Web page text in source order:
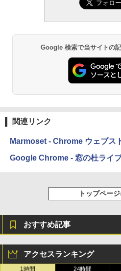
Google 検索で当サイトの
関連リンク
Marmoset - Chrome ウェブス
Google Chrome - 窓の杜ライ
トップペー
おすすめ記事
アクセスランキング
1時間 24時間